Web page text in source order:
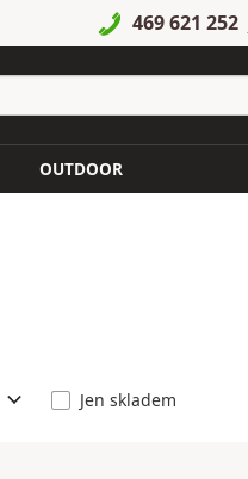
469 621 252
OUTDOOR
Jen skladem